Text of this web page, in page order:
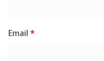
Email *